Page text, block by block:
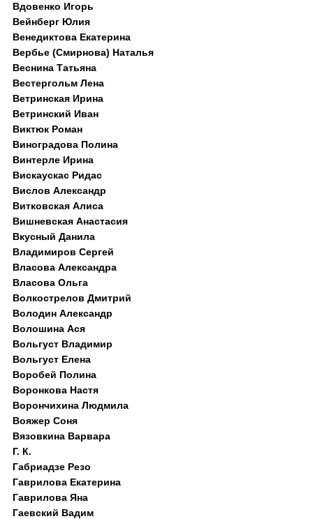
Вдовенко Игорь
Вейнберг Юлия
Венедиктова Екатерина
Вербье (Смирнова) Наталья
Веснина Татьяна
Вестергольм Лена
Ветринская Ирина
Ветринский Иван
Виктюк Роман
Виноградова Полина
Винтерле Ирина
Вискаускас Ридас
Вислов Александр
Витковская Алиса
Вишневская Анастасия
Вкусный Данила
Владимиров Сергей
Власова Александра
Власова Ольга
Волкострелов Дмитрий
Володин Александр
Волошина Ася
Вольгуст Владимир
Вольгуст Елена
Воробей Полина
Воронкова Настя
Ворончихина Людмила
Вояжер Соня
Вязовкина Варвара
Г. К.
Габриадзе Резо
Гаврилова Екатерина
Гаврилова Яна
Гаевский Вадим